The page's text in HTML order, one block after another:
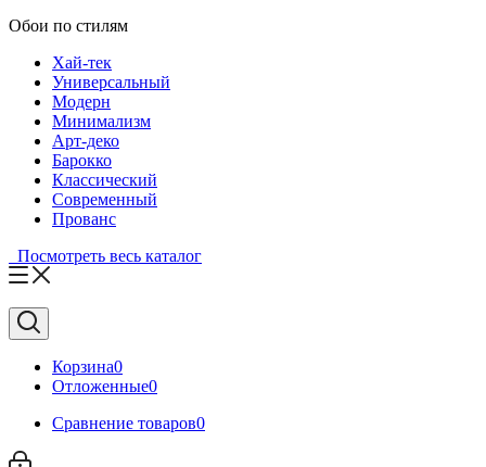
Обои по стилям
Хай-тек
Универсальный
Модерн
Минимализм
Арт-деко
Барокко
Классический
Современный
Прованс
Посмотреть весь каталог
Корзина0
Отложенные0
Сравнение товаров0